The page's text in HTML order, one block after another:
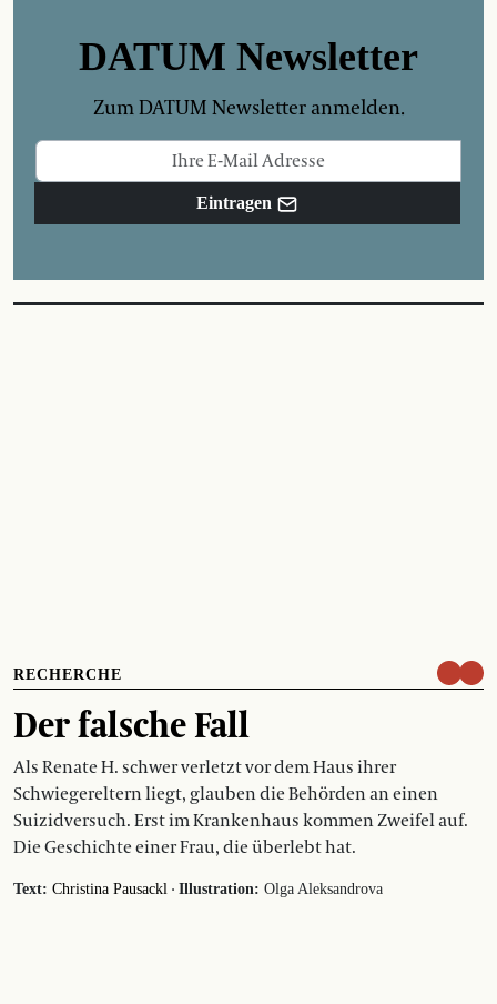
DATUM Newsletter
Zum DATUM Newsletter anmelden.
Eintragen
RECHERCHE
Der falsche Fall
Als Renate H. schwer verletzt vor dem Haus ihrer
Schwiegereltern liegt, glauben die Behörden an einen
Suizidversuch. Erst im Krankenhaus kommen Zweifel auf.
Die Geschichte einer Frau, die überlebt hat.
Text: Christina Pausackl · Illustration: Olga Aleksandrova